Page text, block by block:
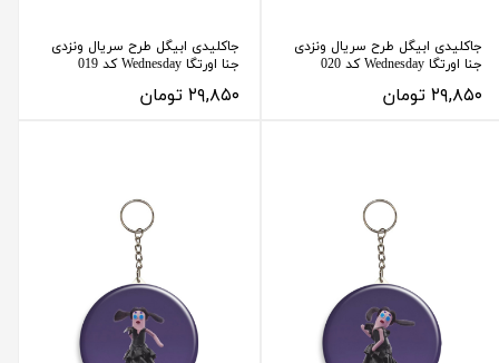
جاکلیدی ابیگل طرح سریال ونزدی
جنا اورتگا Wednesday کد 020
۲۹,۸۵۰ تومان
جاکلیدی ابیگل طرح سریال ونزدی
جنا اورتگا Wednesday کد 019
۲۹,۸۵۰ تومان